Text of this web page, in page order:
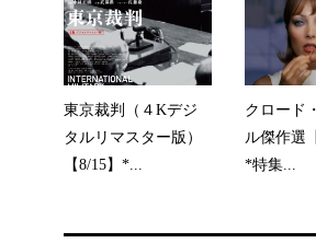
東京裁判（４Kデジ
タルリマスター版）
【8/15】*...
クロード
ル傑作選
*特集...